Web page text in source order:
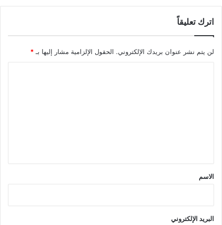
اترك تعليقاً
لن يتم نشر عنوان بريدك الإلكتروني. الحقول الإلزامية مشار إليها بـ *
*
الاسم
البريد الإلكتروني